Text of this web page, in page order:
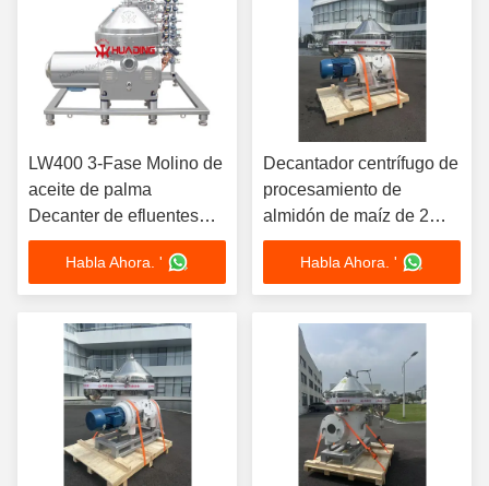
LW400 3-Fase Molino de
aceite de palma
Decanter de efluentes
Separador de
centrifugadoras 30KW
Motor ABB VFD
Automático
Habla Ahora. '
Decantador centrífugo de
procesamiento de
almidón de maíz de 2
fases LW500, separador
continuo de acero
inoxidable de grado
alimenticio
Habla Ahora. '